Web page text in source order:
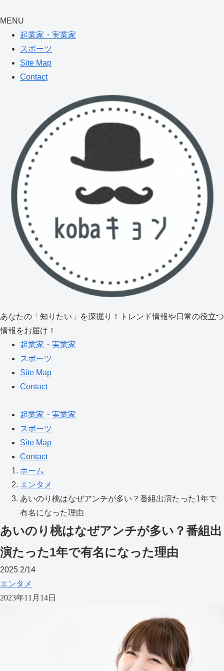
MENU
起業家・実業家
スポーツ
Site Map
Contact
あなたの「知りたい」を深掘り！トレンド情報や日常の役立つ
情報をお届け！
起業家・実業家
スポーツ
Site Map
Contact
起業家・実業家
スポーツ
Site Map
Contact
ホーム
エンタメ
あいのり桃はなぜアンチが多い？番組出演たった1年で
有名になった理由
あいのり桃はなぜアンチが多い？番組出
演たった1年で有名になった理由
2025 2/14
エンタメ
2023年11月14日